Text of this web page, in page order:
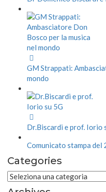
GM Strappati:
mondo
Dr.Biscardi e prof. Iorio
Comunicato stampa del
Categories
Categories